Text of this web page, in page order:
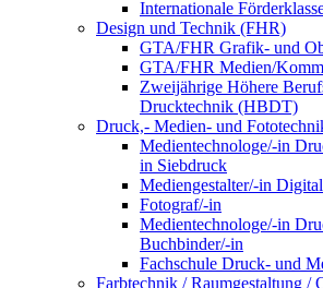
Internationale
Design und Technik (FHR)
GTA/FHR Grafik- und
GTA/FHR Medien/
Zweijährige Höhere
Drucktechnik (HBDT)
Druck,- Medien- und
Medientechnologe/-in
in Siebdruck
Mediengestalter/-in
Fotograf/-in
Medientechnologe/-in
Buchbinder/-in
Fachschule Druck- und
Farbtechnik / Raumgestaltung /